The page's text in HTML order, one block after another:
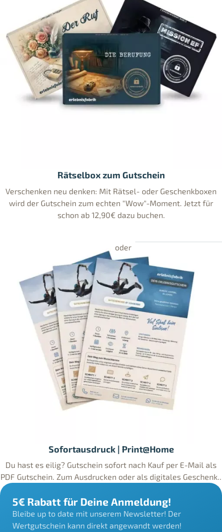
Rätselbox zum Gutschein
Verschenken neu denken: Mit Rätsel- oder Geschenkboxen
wird der Gutschein zum echten "Wow"-Moment. Jetzt für
schon ab 12,90€ dazu buchen.
Sofortausdruck | Print@Home
Du hast es eilig? Gutschein sofort nach Kauf per E-Mail als
PDF Gutschein. Zum Ausdrucken oder als digitales Geschenk..
5€ Rabatt für Deine Anmeldung!
Bleibe up to date mit unserem Newsletter! Der
Wertgutschein kann direkt angewandt werden!